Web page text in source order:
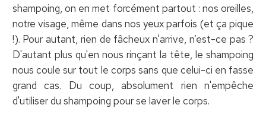
shampoing, on en met forcément partout : nos oreilles,
notre visage, même dans nos yeux parfois (et ça pique
!). Pour autant, rien de fâcheux n'arrive, n’est-ce pas ?
D'autant plus qu'en nous rinçant la tête, le shampoing
nous coule sur tout le corps sans que celui-ci en fasse
grand cas. Du coup, absolument rien n'empêche
d'utiliser du shampoing pour se laver le corps.